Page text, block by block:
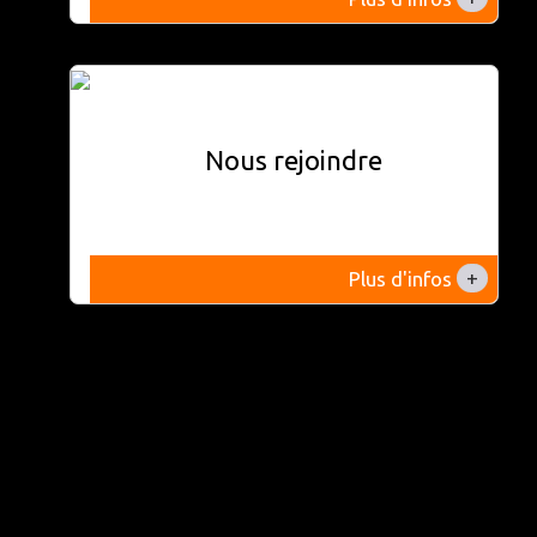
Nous rejoindre
Plus d'infos +